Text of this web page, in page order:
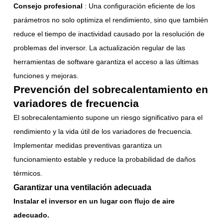
Consejo profesional : Una configuración eficiente de los
parámetros no solo optimiza el rendimiento, sino que también
reduce el tiempo de inactividad causado por la resolución de
problemas del inversor. La actualización regular de las
herramientas de software garantiza el acceso a las últimas
funciones y mejoras.
Prevención del sobrecalentamiento en
variadores de frecuencia
El sobrecalentamiento supone un riesgo significativo para el
rendimiento y la vida útil de los variadores de frecuencia.
Implementar medidas preventivas garantiza un
funcionamiento estable y reduce la probabilidad de daños
térmicos.
Garantizar una ventilación adecuada
Instalar el inversor en un lugar con flujo de aire
adecuado.